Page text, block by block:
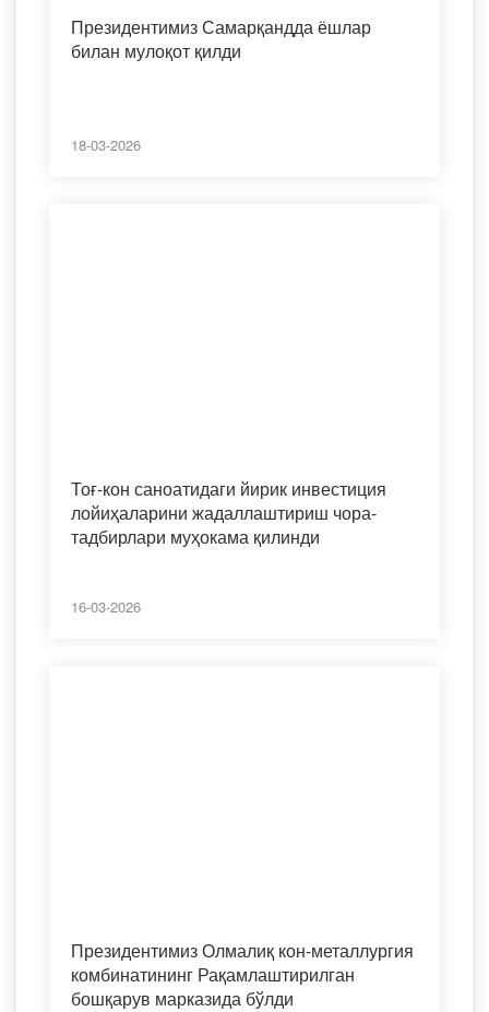
Президентимиз Самарқандда ёшлар
билан мулоқот қилди
18-03-2026
Тоғ-кон саноатидаги йирик инвестиция
лойиҳаларини жадаллаштириш чора-
тадбирлари муҳокама қилинди
16-03-2026
Президентимиз Олмалиқ кон-металлургия
комбинатининг Рақамлаштирилган
бошқарув марказида бўлди